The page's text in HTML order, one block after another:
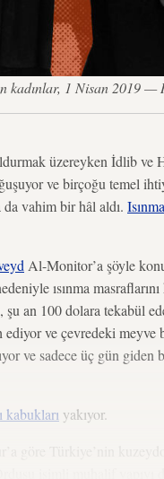
kadınlar, 1 Nisan 2019
üzereyken İdlib ve
ve birçoğu temel
vahim bir hâl aldı. Isınma
Al-Monitor’a şöyle
ısınma
an 100 dolara tekabül
ve çevredeki
ve sadece üç gün
kabukları yakıyor.